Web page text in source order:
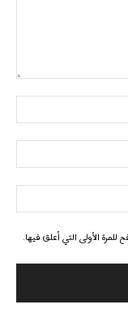
الأولى التي أعلق فيها.